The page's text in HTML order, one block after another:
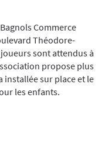
Commerce
Théodore-
sont attendus à
propose plus
installée sur place et le
les enfants.